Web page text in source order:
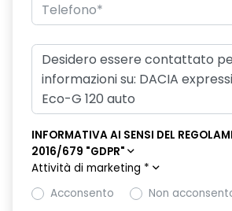
INFORMATIVA AI SENSI DEL
2016/679 "GDPR"
Attività di marketing *
Acconsento
Non